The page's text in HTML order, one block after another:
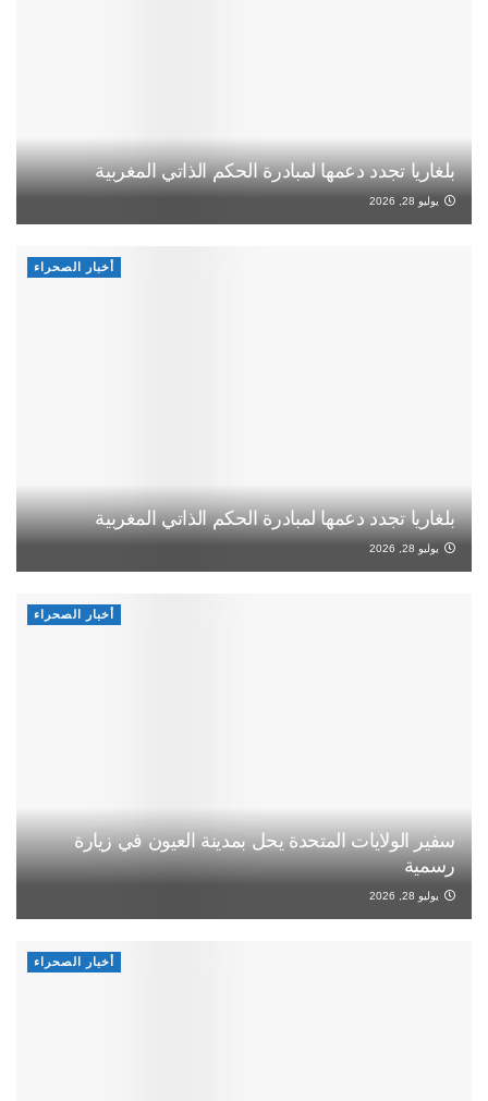
بلغاريا تجدد دعمها لمبادرة الحكم الذاتي المغربية
يوليو 28, 2026
أخبار الصحراء
بلغاريا تجدد دعمها لمبادرة الحكم الذاتي المغربية
يوليو 28, 2026
أخبار الصحراء
سفير الولايات المتحدة يحل بمدينة العيون في زيارة
رسمية
يوليو 28, 2026
أخبار الصحراء